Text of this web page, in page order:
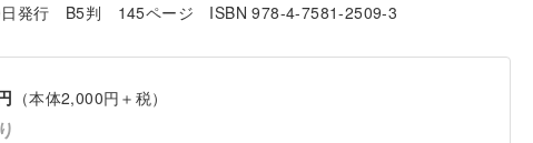
発行
B5判 145ページ ISBN 978-4-7581-2509-3
（本体2,000円＋税）